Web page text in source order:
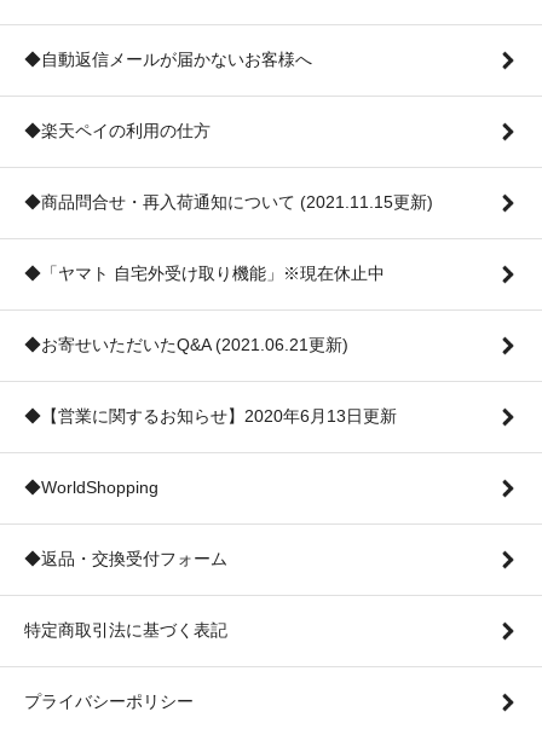
◆自動返信メールが届かないお客様へ
◆楽天ペイの利用の仕方
◆商品問合せ・再入荷通知について (2021.11.15更新)
◆「ヤマト 自宅外受け取り機能」※現在休止中
◆お寄せいただいたQ&A (2021.06.21更新)
◆【営業に関するお知らせ】2020年6月13日更新
◆WorldShopping
◆返品・交換受付フォーム
特定商取引法に基づく表記
プライバシーポリシー